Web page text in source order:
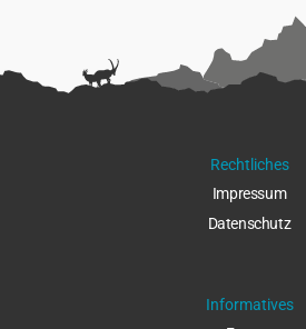
Rechtliches
Impressum
Datenschutz
Informatives